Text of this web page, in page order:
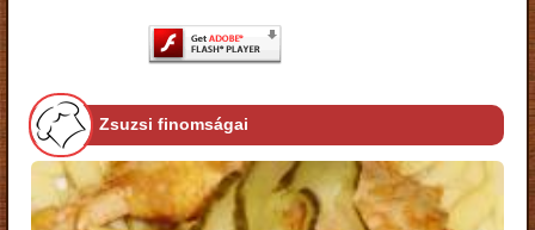
Zsuzsi finomságai